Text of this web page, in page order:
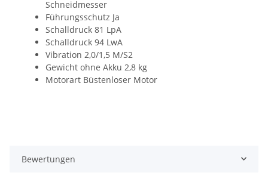
Schneidmesser
Führungsschutz Ja
Schalldruck 81 LpA
Schalldruck 94 LwA
Vibration 2,0/1,5 M/S2
Gewicht ohne Akku 2,8 kg
Motorart Büstenloser Motor
Bewertungen